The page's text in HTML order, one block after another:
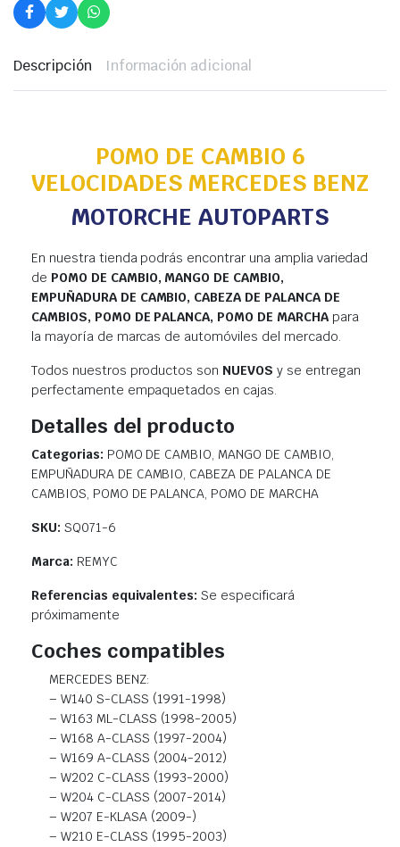
Descripción Información adicional
POMO DE CAMBIO 6
VELOCIDADES MERCEDES BENZ
MOTORCHE AUTOPARTS
En nuestra tienda podrás encontrar una amplia variedad
de POMO DE CAMBIO, MANGO DE CAMBIO,
EMPUÑADURA DE CAMBIO, CABEZA DE PALANCA DE
CAMBIOS, POMO DE PALANCA, POMO DE MARCHApara
la mayoría de marcas de automóviles del mercado.
Todos nuestros productos son NUEVOS y se entregan
perfectamente empaquetados en cajas.
Detalles del producto
Categorias: POMO DE CAMBIO, MANGO DE CAMBIO,
EMPUÑADURA DE CAMBIO, CABEZA DE PALANCA DE
CAMBIOS, POMO DE PALANCA, POMO DE MARCHA
SKU: SQ071-6
Marca: REMYC
Referencias equivalentes:Se especificará
próximamente
Coches compatibles
MERCEDES BENZ:
– W140 S-CLASS (1991-1998)
– W163 ML-CLASS (1998-2005)
– W168 A-CLASS (1997-2004)
– W169 A-CLASS (2004-2012)
– W202 C-CLASS (1993-2000)
– W204 C-CLASS (2007-2014)
– W207 E-KLASA (2009-)
– W210 E-CLASS (1995-2003)